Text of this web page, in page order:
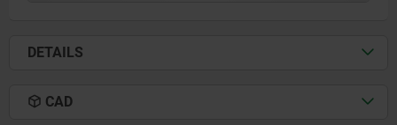
DETAILS
CAD